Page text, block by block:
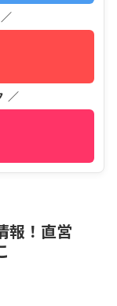
／
報！直営